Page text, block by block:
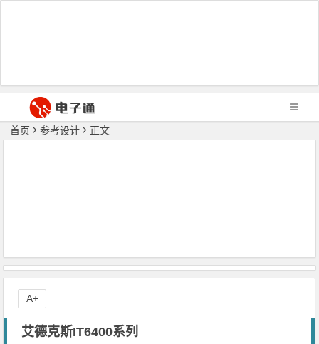
首页 参考设计 正文
艾德克斯IT6400系列
A+